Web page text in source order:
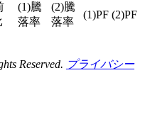
(1)騰
落率
(2)騰
落率
(1)PF (2)PF
Reserved. プライバシー